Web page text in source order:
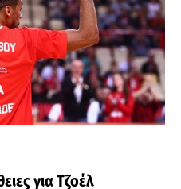
για Τζοέλ